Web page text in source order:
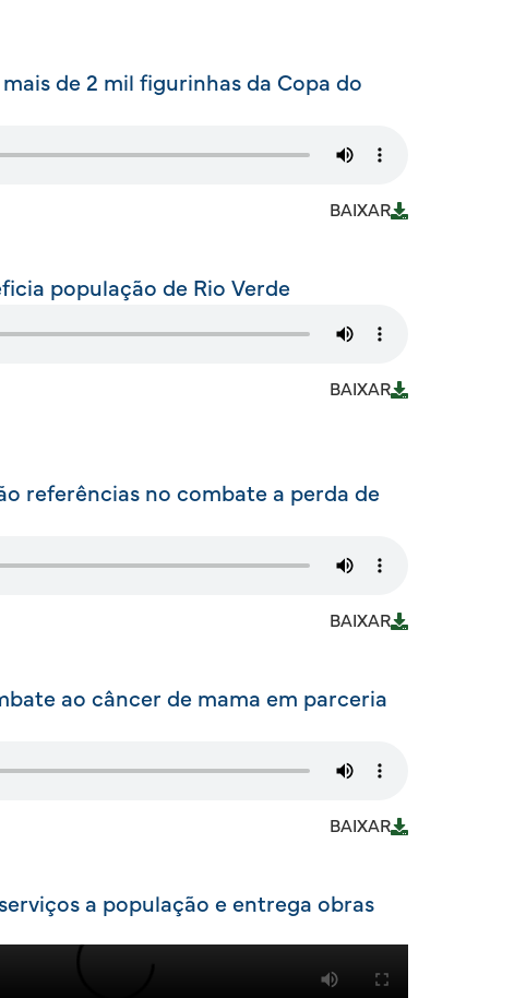
de 2 mil figurinhas da Copa do
BAIXAR
população de Rio Verde
BAIXAR
referências no combate a perda de
BAIXAR
ao câncer de mama em parceria
BAIXAR
a população e entrega obras